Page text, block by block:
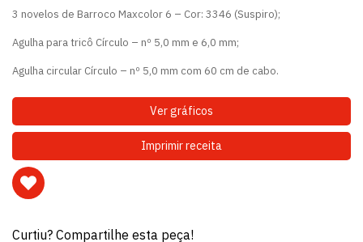
3 novelos de Barroco Maxcolor 6 – Cor: 3346 (Suspiro);
Agulha para tricô Círculo – nº 5,0 mm e 6,0 mm;
Agulha circular Círculo – nº 5,0 mm com 60 cm de cabo.
Ver gráficos
Imprimir receita
Curtiu? Compartilhe esta peça!